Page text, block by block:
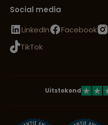
Social media
LinkedIn
Facebook
TikTok
Uitstekend